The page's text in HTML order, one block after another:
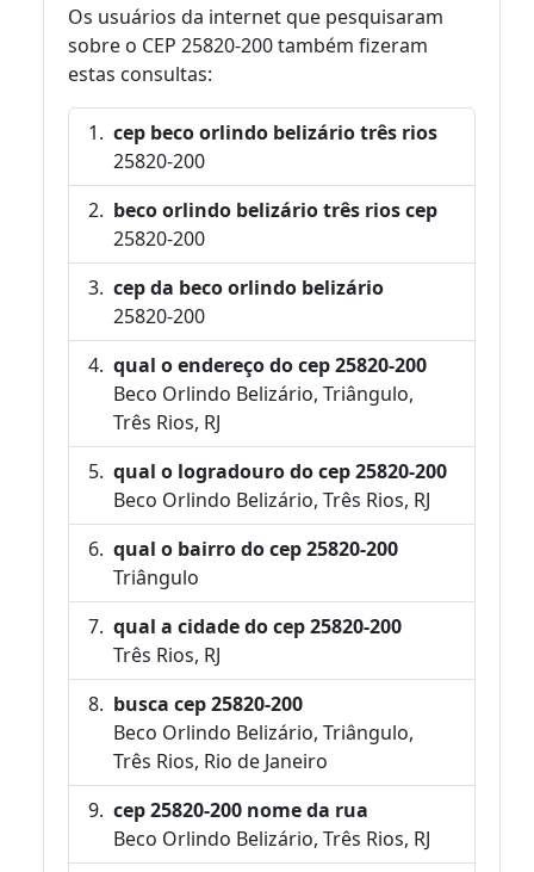
Os usuários da internet que pesquisaram
sobre o CEP 25820-200 também fizeram
estas consultas:
cep beco orlindo belizário três rios
25820-200
beco orlindo belizário três rios cep
25820-200
cep da beco orlindo belizário
25820-200
qual o endereço do cep 25820-200
Beco Orlindo Belizário, Triângulo,
Três Rios, RJ
qual o logradouro do cep 25820-200
Beco Orlindo Belizário, Três Rios, RJ
qual o bairro do cep 25820-200
Triângulo
qual a cidade do cep 25820-200
Três Rios, RJ
busca cep 25820-200
Beco Orlindo Belizário, Triângulo,
Três Rios, Rio de Janeiro
cep 25820-200 nome da rua
Beco Orlindo Belizário, Três Rios, RJ